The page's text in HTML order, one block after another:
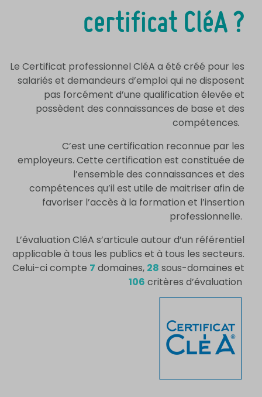
certificat CléA ?
Le Certificat professionnel CléA a été créé pour les
salariés et demandeurs d’emploi qui ne disposent
pas forcément d’une qualification élevée et
possèdent des connaissances de base et des
compétences.
C’est une certification reconnue par les
employeurs. Cette certification est constituée de
l’ensemble des connaissances et des
compétences qu’il est utile de maitriser afin de
favoriser l’accès à la formation et l’insertion
professionnelle.
L’évaluation CléA s’articule autour d’un référentiel
applicable à tous les publics et à tous les secteurs.
Celui-ci compte 7 domaines, 28 sous-domaines et
106 critères d’évaluation